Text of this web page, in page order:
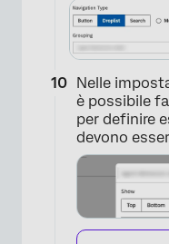
Nelle
è possibile
per definire
devono